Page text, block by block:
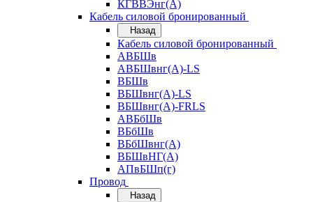
КГВВЭнг(А)
Кабель силовой бронированный
Назад
Кабель силовой бронированный
АВБШв
АВБШвнг(А)-LS
ВБШв
ВБШвнг(А)-LS
ВБШвнг(А)-FRLS
АВБбШв
ВБбШв
ВБбШвнг(А)
ВБШвНГ(А)
АПвБШп(г)
Провод
Назад